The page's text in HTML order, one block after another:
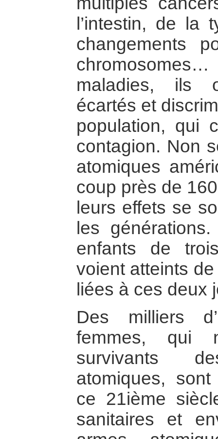
l’intestin, de la
changements
maladies, ils
écartés et
population, qui
contagion. Non
atomiques
coup près de
leurs effets se
les
enfants de
voient atteints
liées à ces deux
Des milliers
femmes, qui
survivants
atomiques,
ce 21ième
sanitaires et